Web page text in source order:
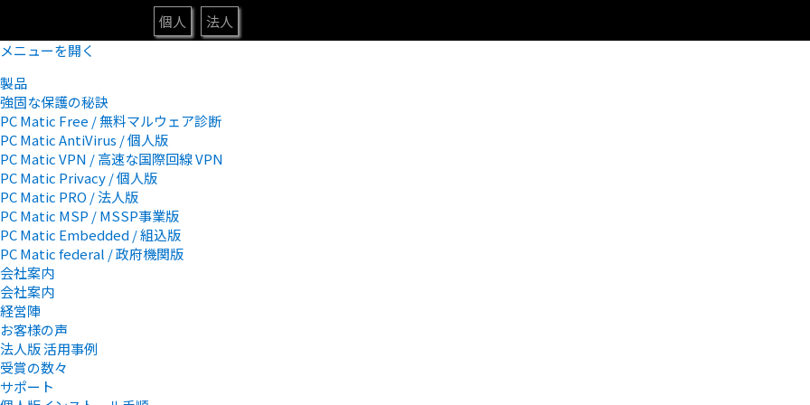
個人 法人
メニューを開く
製品
強固な保護の秘訣
PC Matic Free / 無料マルウェア診断
PC Matic AntiVirus / 個人版
PC Matic VPN / 高速な国際回線 VPN
PC Matic Privacy / 個人版
PC Matic PRO / 法人版
PC Matic MSP / MSSP事業版
PC Matic Embedded / 組込版
PC Matic federal / 政府機関版
会社案内
会社案内
経営陣
お客様の声
法人版 活用事例
受賞の数々
サポート